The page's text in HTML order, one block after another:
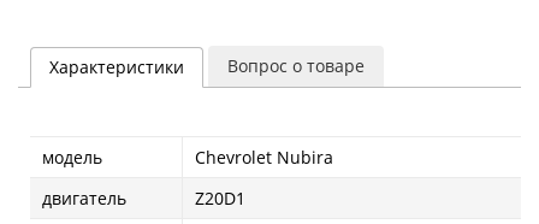
Характеристики Вопрос о товаре
модель
Chevrolet Nubira
двигатель
Z20D1